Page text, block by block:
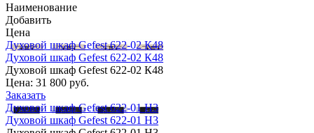
Наименование
Добавить
Цена
Духовой шкаф Gefest 622-02 К48
Духовой шкаф Gefest 622-02 К48
Духовой шкаф Gefest 622-02 К48
Цена: 31 800 руб.
Заказать
Духовой шкаф Gefest 622-01 Н3
Духовой шкаф Gefest 622-01 Н3